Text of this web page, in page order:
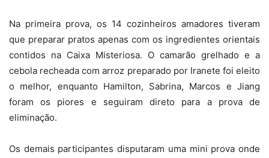
Na primeira prova, os 14 cozinheiros amadores tiveram
que preparar pratos apenas com os ingredientes orientais
contidos na Caixa Misteriosa. O camarão grelhado e a
cebola recheada com arroz preparado por Iranete foi eleito
o melhor, enquanto Hamilton, Sabrina, Marcos e Jiang
foram os piores e seguiram direto para a prova de
eliminação.
Os demais participantes disputaram uma mini prova onde